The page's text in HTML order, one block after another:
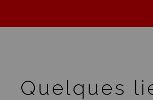
Quelques